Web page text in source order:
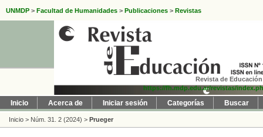
UNMDP > Facultad de Humanidades > Publicaciones > Revistas
Revista de
https://fh.mdp.edu.ar/revistas/
Inicio Acerca de Iniciar sesión Categorías Buscar
Inicio > Núm. 31. 2 (2024) > Prueger